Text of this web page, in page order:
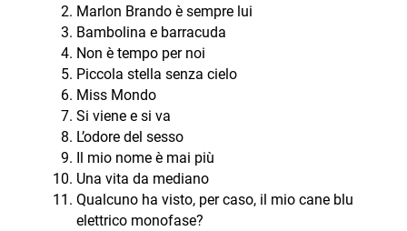
Marlon Brando è sempre lui
Bambolina e barracuda
Non è tempo per noi
Piccola stella senza cielo
Miss Mondo
Si viene e si va
L’odore del sesso
Il mio nome è mai più
Una vita da mediano
Qualcuno ha visto, per caso, il mio cane blu
elettrico monofase?